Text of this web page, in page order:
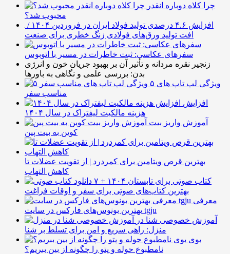
چرا کلاه دوباره انقدر
محبوب شد؟
افزایش ۴.۶ درصدی تولید فولاد ایران در فروردین ۱۴۰۴ /
افت تولید ورق‌های فولادی زنگ خطری برای صنعت
سفرهای عکاسی: ثبت خاطرات در مسیر با اتوبوس
زنجیر نقره مردانه و تأثیر آن بر بهبود جریان خون و انرژی
بدن: بررسی علمی و نگاهی به باورها
۵ ویژگی لپ تاپ های
مناسب سفر
افزایش
هزینه مالکیت لیفتراک در سال ۱۴۰۴
آموزش واریز بیت
کوین به بیت پین
بهترین قرص ویتامین برای کمردرد | از تقویت عضلات تا
کاهش التهاب
۷ کتاب صوتی برای تابستان ۱۴۰۴ +
بهترین کتاب‌های صوتی برای سفر و اوقات فراغت
معرفی
بهترین بونوس‌های فارکس در سایت tgju
آموزش خصوصی شنا در
منزل: راهی سریع و امن برای تسلط بر شنا
بوی
نامطبوع حوله و پتو را چگونه از بین ببریم؟